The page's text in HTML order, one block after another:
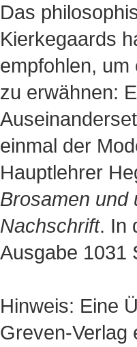
Das
Kierkegaards
empfohlen,
zu erwähnen:
einmal der
Hauptlehrer
Brosamen und
Nachschrift. In
Ausgabe 1031
Hinweis: Eine
Greven-Verlag